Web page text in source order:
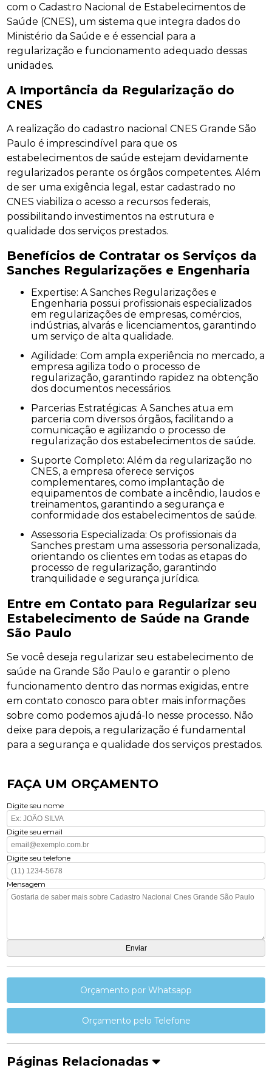
com o Cadastro Nacional de Estabelecimentos de
Saúde (CNES), um sistema que integra dados do
Ministério da Saúde e é essencial para a
regularização e funcionamento adequado dessas
unidades.
A Importância da Regularização do
CNES
A realização do cadastro nacional CNES Grande São
Paulo é imprescindível para que os
estabelecimentos de saúde estejam devidamente
regularizados perante os órgãos competentes. Além
de ser uma exigência legal, estar cadastrado no
CNES viabiliza o acesso a recursos federais,
possibilitando investimentos na estrutura e
qualidade dos serviços prestados.
Benefícios de Contratar os Serviços da
Sanches Regularizações e Engenharia
Expertise: A Sanches Regularizações e
Engenharia possui profissionais especializados
em regularizações de empresas, comércios,
indústrias, alvarás e licenciamentos, garantindo
um serviço de alta qualidade.
Agilidade: Com ampla experiência no mercado, a
empresa agiliza todo o processo de
regularização, garantindo rapidez na obtenção
dos documentos necessários.
Parcerias Estratégicas: A Sanches atua em
parceria com diversos órgãos, facilitando a
comunicação e agilizando o processo de
regularização dos estabelecimentos de saúde.
Suporte Completo: Além da regularização no
CNES, a empresa oferece serviços
complementares, como implantação de
equipamentos de combate a incêndio, laudos e
treinamentos, garantindo a segurança e
conformidade dos estabelecimentos de saúde.
Assessoria Especializada: Os profissionais da
Sanches prestam uma assessoria personalizada,
orientando os clientes em todas as etapas do
processo de regularização, garantindo
tranquilidade e segurança jurídica.
Entre em Contato para Regularizar seu
Estabelecimento de Saúde na Grande
São Paulo
Se você deseja regularizar seu estabelecimento de
saúde na Grande São Paulo e garantir o pleno
funcionamento dentro das normas exigidas, entre
em contato conosco para obter mais informações
sobre como podemos ajudá-lo nesse processo. Não
deixe para depois, a regularização é fundamental
para a segurança e qualidade dos serviços prestados.
FAÇA UM ORÇAMENTO
Digite seu nome
Digite seu email
Digite seu telefone
Mensagem
Orçamento por Whatsapp
Orçamento pelo Telefone
Páginas Relacionadas